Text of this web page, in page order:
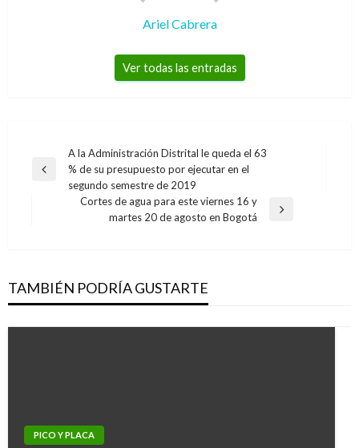
Ariel Cabrera
Ver todas las entradas
Navegación
de
entradas
Entrada
A la Administración Distrital le queda el 63
% de su presupuesto por ejecutar en el
segundo semestre de 2019
Cortes de agua para este viernes 16 y
martes 20 de agosto en Bogotá
TAMBIÉN PODRÍA GUSTARTE
PICO Y PLACA